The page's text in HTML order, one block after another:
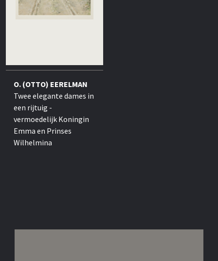
O. (OTTO) EERELMAN
Twee elegante dames in
een rijtuig -
vermoedelijk Koningin
Emma en Prinses
Wilhelmina